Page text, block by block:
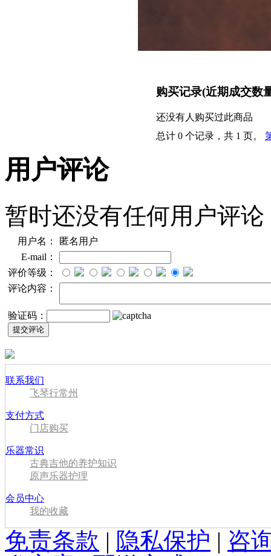
购买记录(近期成交数
还没有人购买过此商品
总计 0 个记录，共 1 页。
用户评论
暂时还没有任何用户评论
用户名：
匿名用户
E-mail：
评价等级：
评论内容：
验证码：
联系我们
飞琴行常州
支付方式
门店购买
乐器常识
古典吉他的养护知识
原声乐器护理
会员中心
我的收藏
免责条款 | 隐私保护 | 咨